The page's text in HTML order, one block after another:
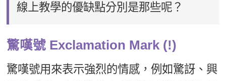
線上教學的優缺點分別是那些呢？
驚嘆號 Exclamation Mark (!)
驚嘆號用來表示強烈的情感，例如驚訝、興